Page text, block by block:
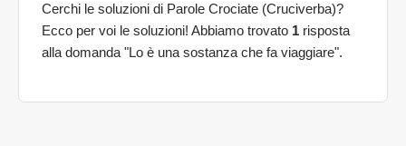
Cerchi le soluzioni di Parole Crociate (Cruciverba)?
Ecco per voi le soluzioni! Abbiamo trovato 1 risposta
alla domanda "Lo è una sostanza che fa viaggiare".